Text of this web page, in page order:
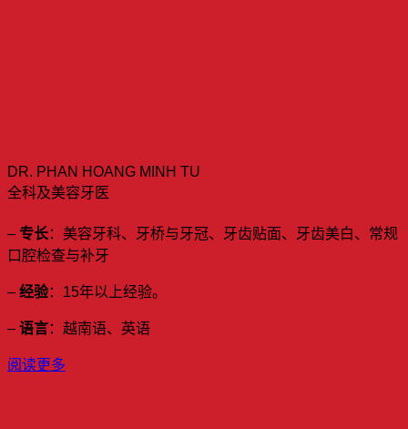
DR. PHAN HOANG MINH TU
全科及美容牙医
– 专长：美容牙科、牙桥与牙冠、牙齿贴面、牙齿美白、常规
口腔检查与补牙
– 经验：15年以上经验。
– 语言：越南语、英语
阅读更多